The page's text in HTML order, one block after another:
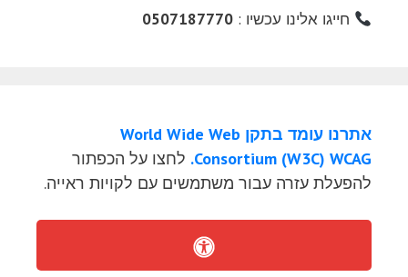
חייגו אלינו עכשיו :0507187770
אתרנו עומד בתקן World Wide Web
Consortium (W3C) WCAG. לחצו על הכפתור
להפעלת עזרה עבור משתמשים עם לקויות ראייה.